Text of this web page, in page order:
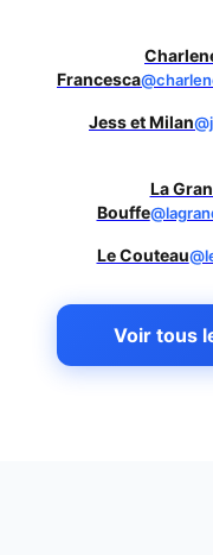
Francesca
Jess et Milan
La
Bouffe
Le Couteau
Voir tous